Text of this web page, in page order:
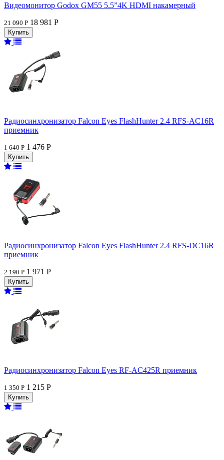
Видеомонитор Godox GM55 5.5”4K HDMI накамерный
21 090 Р 18 981 Р
Радиосинхронизатор Falcon Eyes FlashHunter 2.4 RFS-AC16R
приемник
1 640 Р 1 476 Р
Радиосинхронизатор Falcon Eyes FlashHunter 2.4 RFS-DC16R
приемник
2 190 Р 1 971 Р
Радиосинхронизатор Falcon Eyes RF-AC425R приемник
1 350 Р 1 215 Р